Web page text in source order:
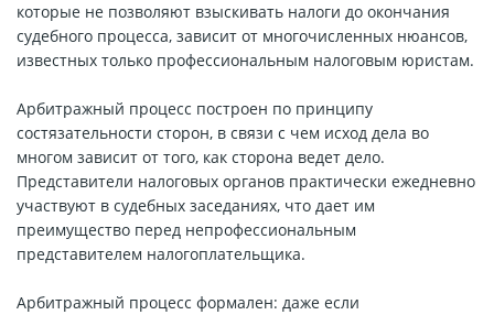
которые не позволяют взыскивать налоги до окончания
судебного процесса, зависит от многочисленных нюансов,
известных только профессиональным налоговым юристам.
Арбитражный процесс построен по принципу
состязательности сторон, в связи с чем исход дела во
многом зависит от того, как сторона ведет дело.
Представители налоговых органов практически ежедневно
участвуют в судебных заседаниях, что дает им
преимущество перед непрофессиональным
представителем налогоплательщика.
Арбитражный процесс формален: даже если